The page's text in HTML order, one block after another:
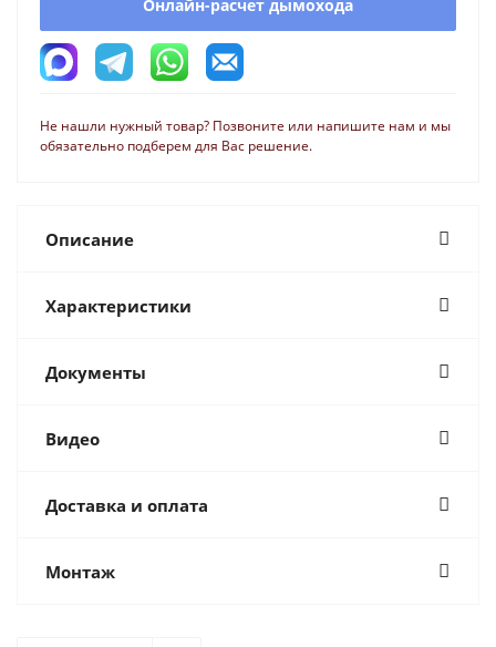
Онлайн-расчет дымохода
Не нашли нужный товар? Позвоните или напишите нам и мы
обязательно подберем для Вас решение.
Описание
Характеристики
Документы
Видео
Доставка и оплата
Монтаж